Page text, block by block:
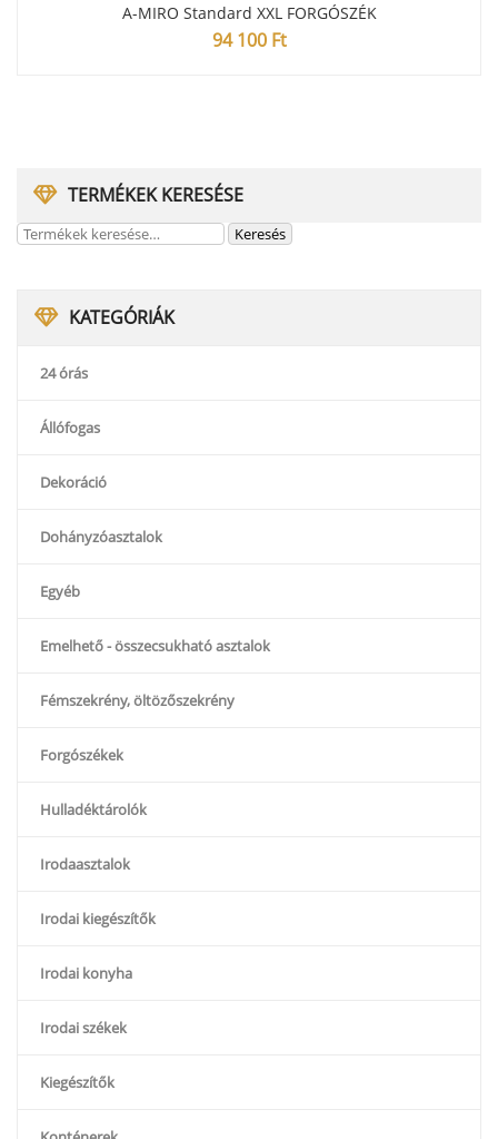
TERMÉKEK KERESÉSE
KATEGÓRIÁK
24 órás
Állófogas
Dekoráció
Dohányzóasztalok
Egyéb
Emelhető - összecsukható asztalok
Fémszekrény, öltözőszekrény
Forgószékek
Hulladéktárolók
Irodaasztalok
Irodai kiegészítők
Irodai konyha
Irodai székek
Kiegészítők
A-MIRO Standard XXL FORGÓSZÉK
94 100 Ft